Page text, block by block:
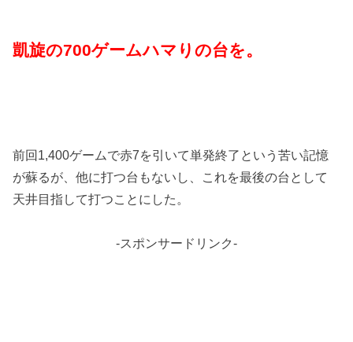
凱旋の700ゲームハマりの台を。
前回1,400ゲームで赤7を引いて単発終了という苦い記憶
が蘇るが、他に打つ台もないし、これを最後の台として
天井目指して打つことにした。
-スポンサードリンク-